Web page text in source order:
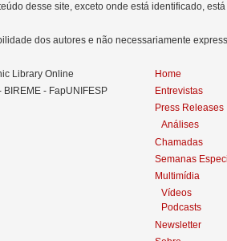
desse site, exceto onde está identificado,
dos autores e não necessariamente
Library Online
BIREME - FapUNIFESP
Home
Entrevistas
Press Releases
Análises
Chamadas
Semanas
Multimídia
Vídeos
Podcasts
Newsletter